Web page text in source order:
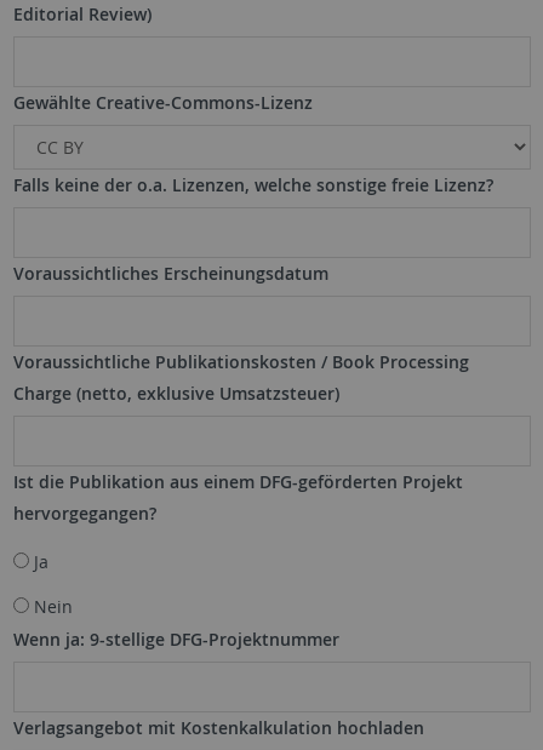
Editorial Review)
Gewählte Creative-Commons-Lizenz
Falls keine der o.a. Lizenzen, welche sonstige freie Lizenz?
Voraussichtliches Erscheinungsdatum
Voraussichtliche Publikationskosten / Book Processing
Charge (netto, exklusive Umsatzsteuer)
Ist die Publikation aus einem DFG-geförderten Projekt
hervorgegangen?
Ja
Nein
Wenn ja: 9-stellige DFG-Projektnummer
Verlagsangebot mit Kostenkalkulation hochladen